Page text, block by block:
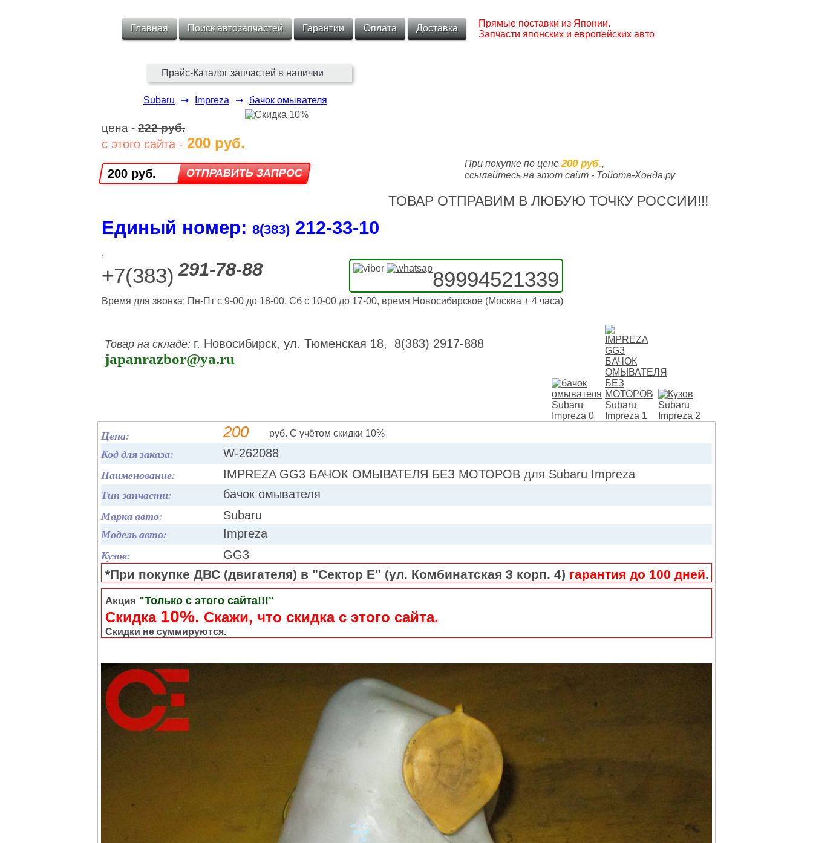
Главная Поиск автозапчастей Гарантии Оплата Доставка
Прямые поставки из Японии.
Запчасти японских и европейских авто
Прайс-Каталог запчастей в наличии
Subaru ➞ Impreza ➞ бачок омывателя
цена - 222 руб.
с этого сайта - 200 руб.
200 руб.
При покупке по цене 200 руб.,
ссылайтесь на этот сайт - Тойота-Хонда.ру
ТОВАР ОТПРАВИМ В ЛЮБУЮ ТОЧКУ РОССИИ!!!
Единый номер: 8(383) 212‑33‑10
,
+7(383) 291-78-88 89994521339
Время для звонка: Пн-Пт с 9-00 до 18-00, Сб с 10-00 до 17-00, время Новосибирское (Москва + 4 часа)
Товар на складе: г. Новосибирск, ул. Тюменская 18, 8(383) 2917-888
japanrazbor@ya.ru
Цена: 200 руб. С учётом скидки 10%
Код для заказа: W-262088
Наименование: IMPREZA GG3 БАЧОК ОМЫВАТЕЛЯ БЕЗ МОТОРОВ для Subaru Impreza
Тип запчасти: бачок омывателя
Марка авто: Subaru
Модель авто: Impreza
Кузов: GG3
*При покупке ДВС (двигателя) в "Сектор Е" (ул. Комбинатская 3 корп. 4) гарантия до 100 дней.
Акция "Только с этого сайта!!!"
Скидка 10%. Cкажи, что скидка с этого сайта.
Скидки не суммируются.